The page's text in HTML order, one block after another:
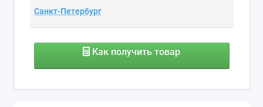
Как получить товар